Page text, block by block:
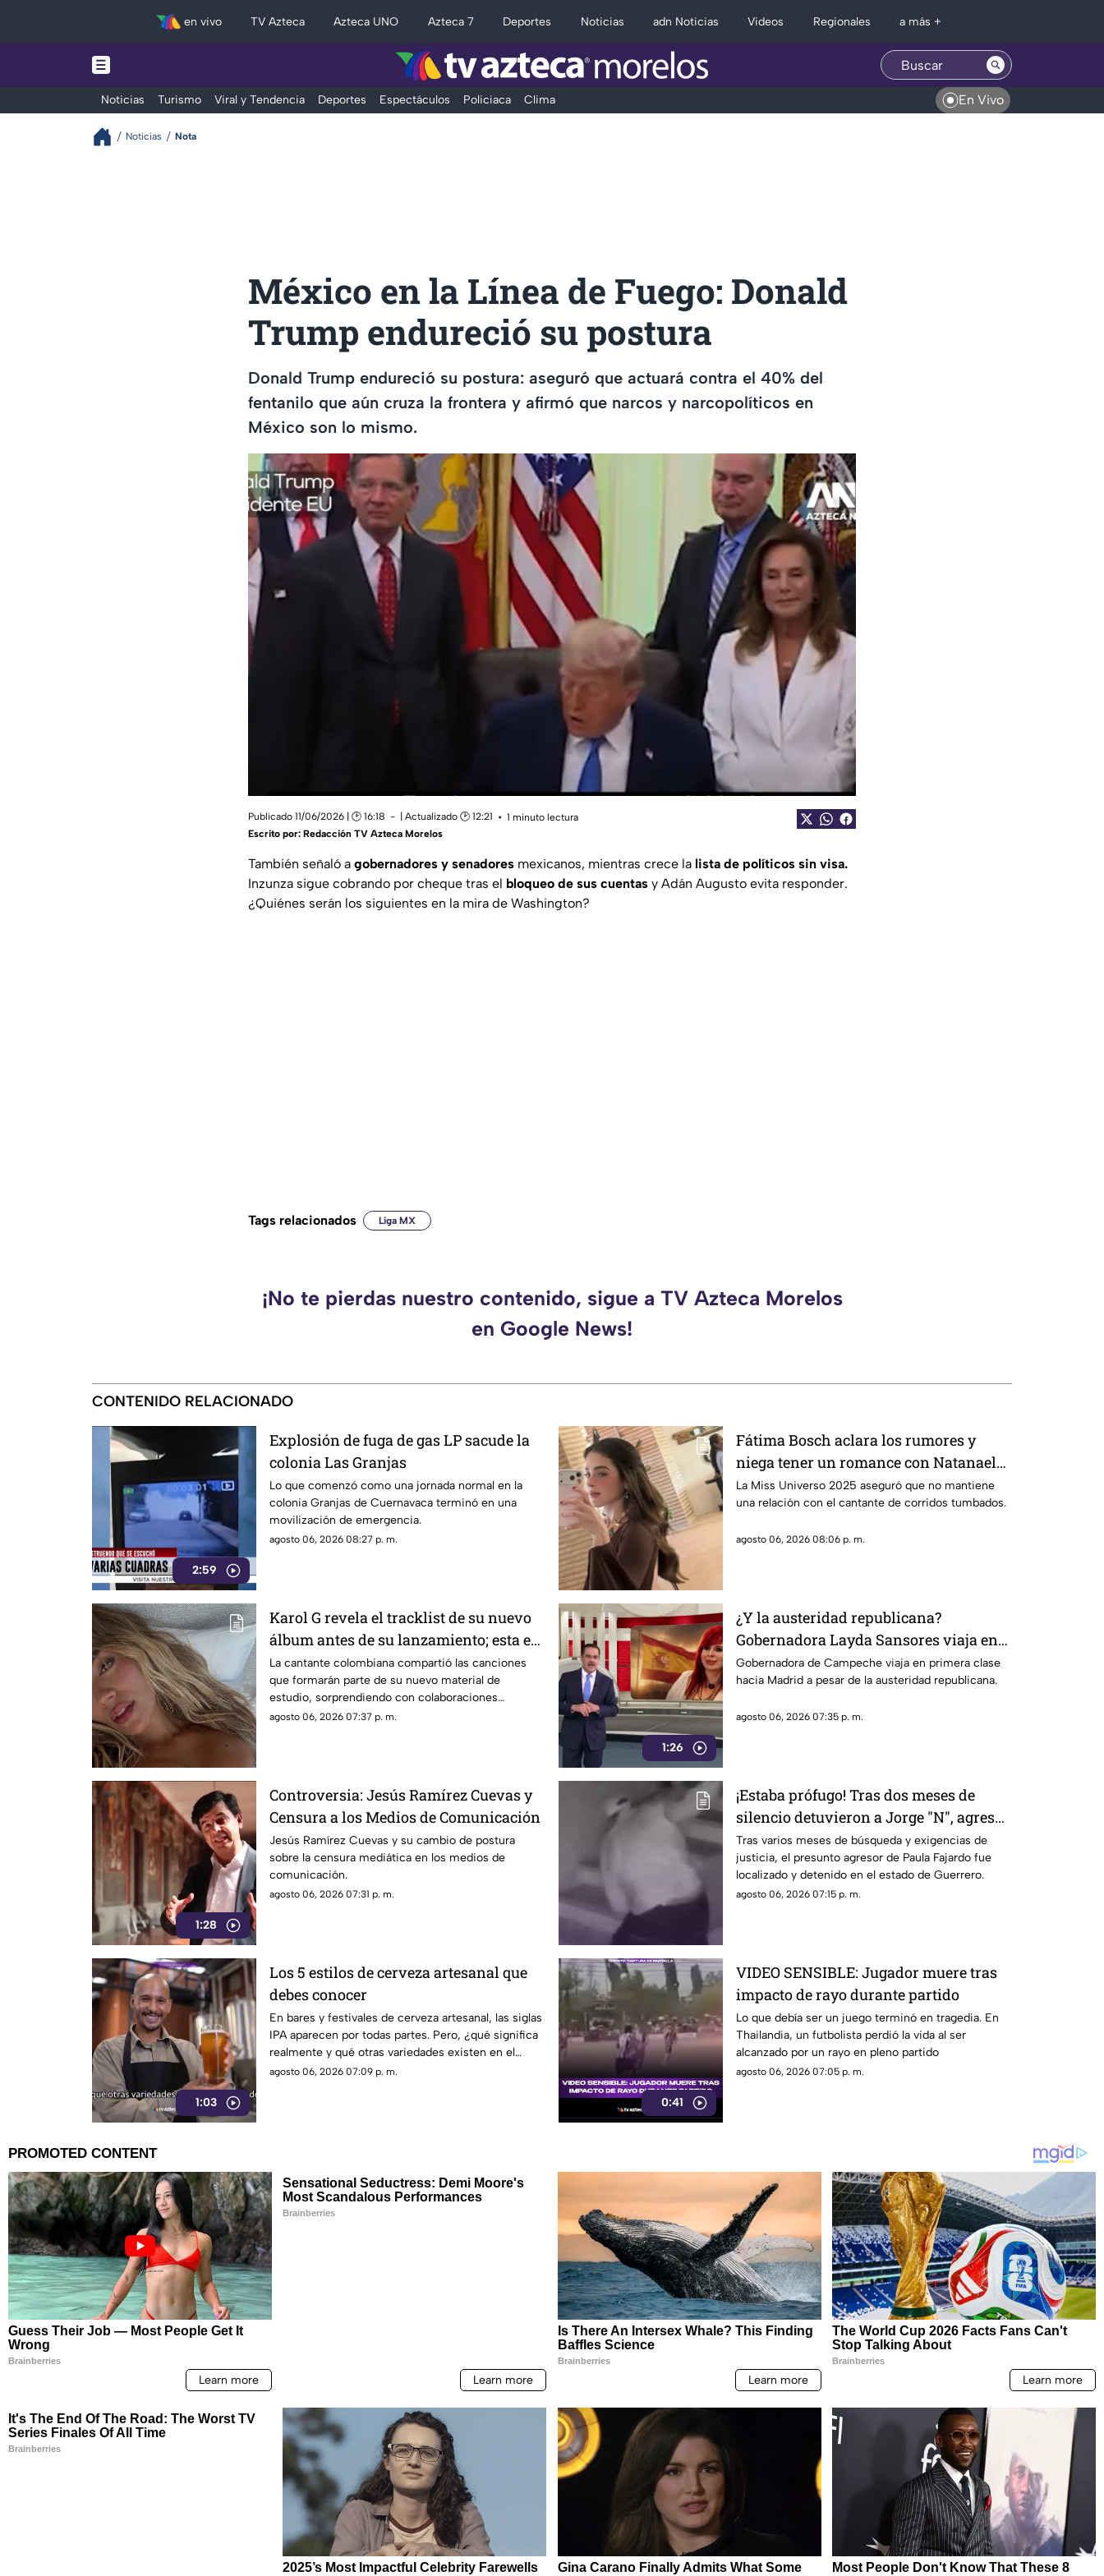
en vivo TV Azteca Azteca UNO Azteca 7 Deportes Noticias adn Noticias Videos Regionales a más +
Noticias Turismo Viral y Tendencia Deportes Espectáculos Policiaca Clima En Vivo
Noticias Nota
México en la Línea de Fuego: Donald
Trump endureció su postura
Donald Trump endureció su postura: aseguró que actuará contra el 40% del
fentanilo que aún cruza la frontera y afirmó que narcos y narcopolíticos en
México son lo mismo.
Publicado 11/06/2026 | 🕑 16:18 | Actualizado 🕑 12:21
1 minuto lectura
Escrito por: Redacción TV Azteca Morelos
También señaló a gobernadores y senadores mexicanos, mientras crece la lista de políticos sin visa.
Inzunza sigue cobrando por cheque tras el bloqueo de sus cuentas y Adán Augusto evita responder.
¿Quiénes serán los siguientes en la mira de Washington?
Tags relacionados Liga MX
¡No te pierdas nuestro contenido, sigue a TV Azteca Morelos
en Google News!
CONTENIDO RELACIONADO
2:59
Explosión de fuga de gas LP sacude la
colonia Las Granjas
Lo que comenzó como una jornada normal en la
colonia Granjas de Cuernavaca terminó en una
movilización de emergencia.
agosto 06, 2026 08:27 p. m.
Fátima Bosch aclara los rumores y
niega tener un romance con Natanael
Cano
La Miss Universo 2025 aseguró que no mantiene
una relación con el cantante de corridos tumbados.
agosto 06, 2026 08:06 p. m.
Karol G revela el tracklist de su nuevo
álbum antes de su lanzamiento; esta es
la lista completa
La cantante colombiana compartió las canciones
que formarán parte de su nuevo material de
estudio, sorprendiendo con colaboraciones
internacionales.
agosto 06, 2026 07:37 p. m.
1:26
¿Y la austeridad republicana?
Gobernadora Layda Sansores viaja en
primera clase hacia Madrid
Gobernadora de Campeche viaja en primera clase
hacia Madrid a pesar de la austeridad republicana.
agosto 06, 2026 07:35 p. m.
1:28
Controversia: Jesús Ramírez Cuevas y
Censura a los Medios de Comunicación
Jesús Ramírez Cuevas y su cambio de postura
sobre la censura mediática en los medios de
comunicación.
agosto 06, 2026 07:31 p. m.
¡Estaba prófugo! Tras dos meses de
silencio detuvieron a Jorge "N", agresor
de Paula
Tras varios meses de búsqueda y exigencias de
justicia, el presunto agresor de Paula Fajardo fue
localizado y detenido en el estado de Guerrero.
agosto 06, 2026 07:15 p. m.
1:03
Los 5 estilos de cerveza artesanal que
debes conocer
En bares y festivales de cerveza artesanal, las siglas
IPA aparecen por todas partes. Pero, ¿qué significa
realmente y qué otras variedades existen en el
mundo?
agosto 06, 2026 07:09 p. m.
0:41
VIDEO SENSIBLE: Jugador muere tras
impacto de rayo durante partido
Lo que debía ser un juego terminó en tragedia. En
Thailandia, un futbolista perdió la vida al ser
alcanzado por un rayo en pleno partido
agosto 06, 2026 07:05 p. m.